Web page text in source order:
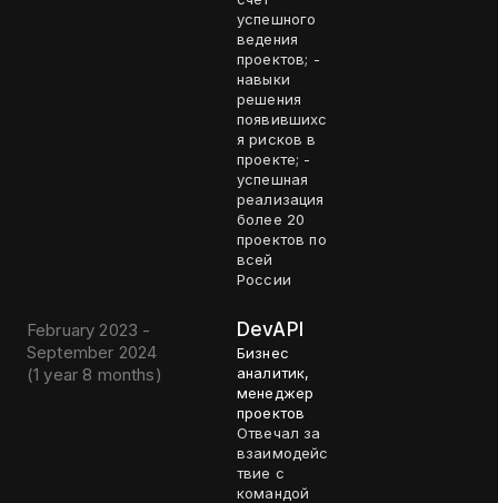
успешного
ведения
проектов; -
навыки
решения
появившихс
я рисков в
проекте; -
успешная
реализация
более 20
проектов по
всей
России
February 2023 -
September 2024
(1 year 8 months)
DevAPI
Бизнес
аналитик,
менеджер
проектов
Отвечал за
взаимодейс
твие с
командой